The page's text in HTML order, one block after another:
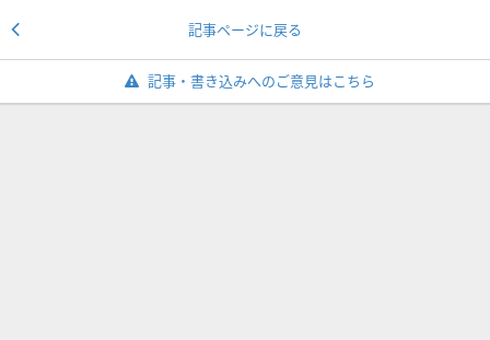
記事ページに戻る
記事・書き込みへのご意見はこちら